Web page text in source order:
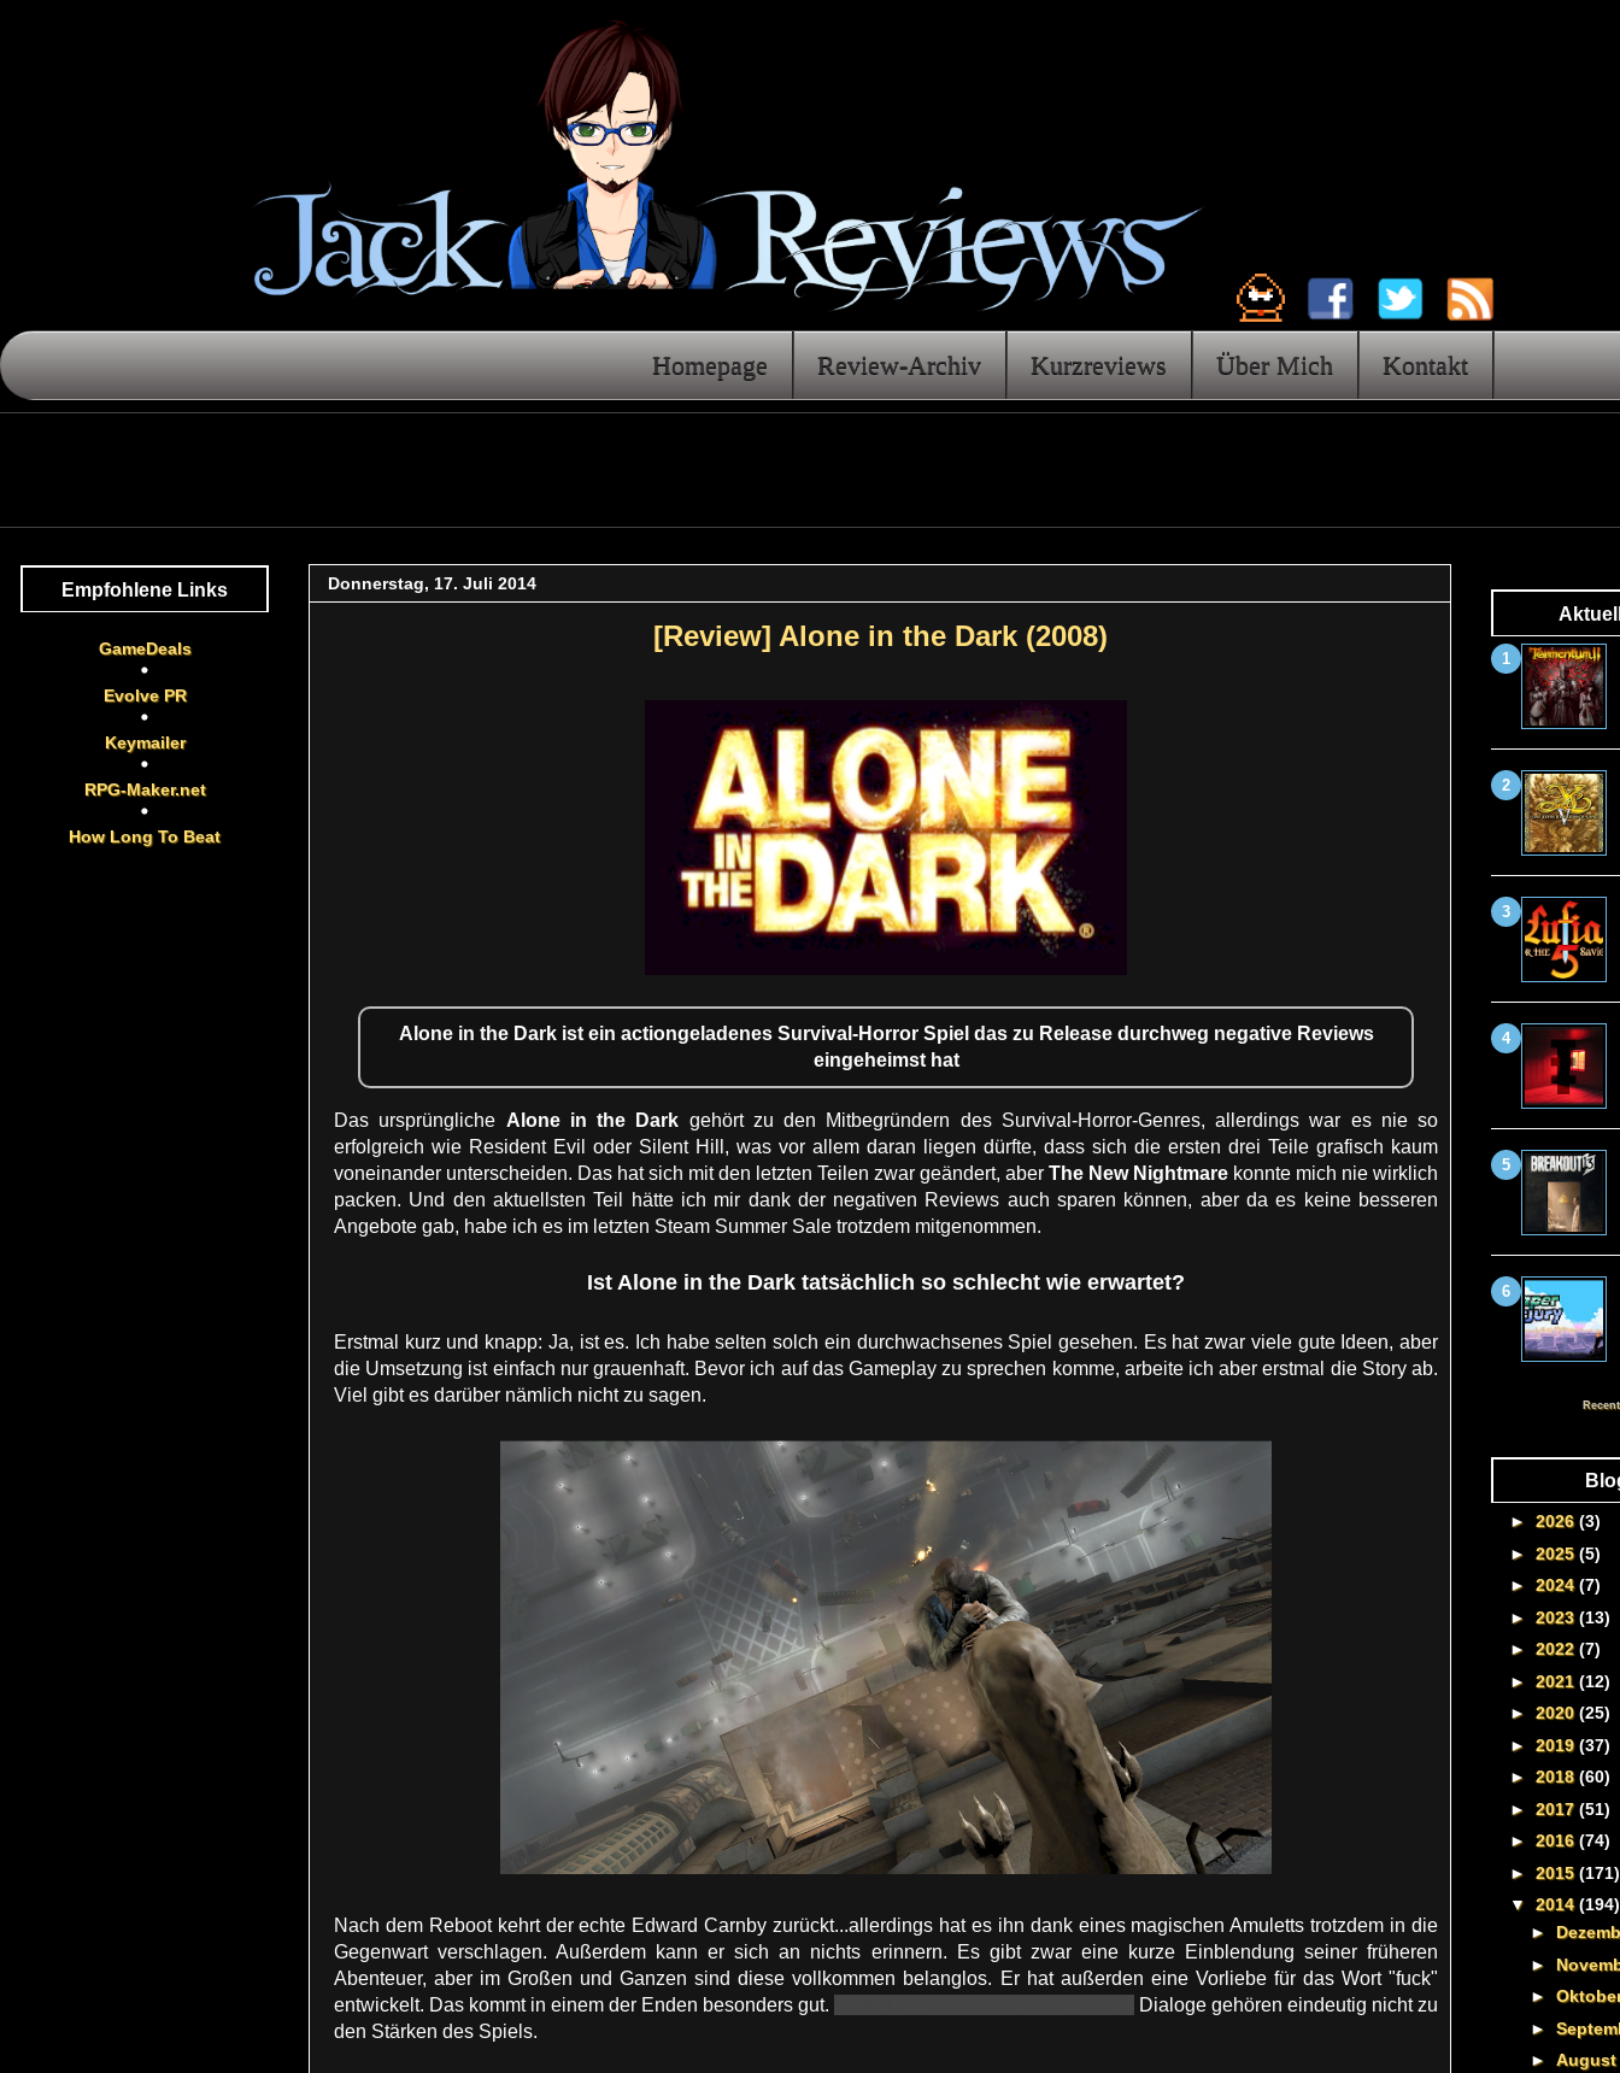
Homepage Review-Archiv Kurzreviews Über Mich Kontakt
Donnerstag, 17. Juli 2014
[Review] Alone in the Dark (2008)
Alone in the Dark ist ein actiongeladenes Survival-Horror Spiel das zu Release durchweg negative Reviews
eingeheimst hat
Das ursprüngliche Alone in the Dark gehört zu den Mitbegründern des Survival-Horror-Genres, allerdings war es nie so
erfolgreich wie Resident Evil oder Silent Hill, was vor allem daran liegen dürfte, dass sich die ersten drei Teile grafisch kaum
voneinander unterscheiden. Das hat sich mit den letzten Teilen zwar geändert, aber The New Nightmare konnte mich nie wirklich
packen. Und den aktuellsten Teil hätte ich mir dank der negativen Reviews auch sparen können, aber da es keine besseren
Angebote gab, habe ich es im letzten Steam Summer Sale trotzdem mitgenommen.
Ist Alone in the Dark tatsächlich so schlecht wie erwartet?
Erstmal kurz und knapp: Ja, ist es. Ich habe selten solch ein durchwachsenes Spiel gesehen. Es hat zwar viele gute Ideen, aber
die Umsetzung ist einfach nur grauenhaft. Bevor ich auf das Gameplay zu sprechen komme, arbeite ich aber erstmal die Story ab.
Viel gibt es darüber nämlich nicht zu sagen.
Nach dem Reboot kehrt der echte Edward Carnby zurückt...allerdings hat es ihn dank eines magischen Amuletts trotzdem in die
Gegenwart verschlagen. Außerdem kann er sich an nichts erinnern. Es gibt zwar eine kurze Einblendung seiner früheren
Abenteuer, aber im Großen und Ganzen sind diese vollkommen belanglos. Er hat außerden eine Vorliebe für das Wort "fuck"
entwickelt. Das kommt in einem der Enden besonders gut.
Dialoge gehören eindeutig nicht zu
den Stärken des Spiels.
Empfohlene Links
GameDeals
Evolve PR
Keymailer
RPG-Maker.net
How Long To Beat
► 2026(3)
► 2025(5)
► 2024(7)
► 2023(13)
► 2022 (7)
► 2021 (12)
► 2020(25)
► 2019(37)
► 2018(60)
► 2017(51)
► 2016(74)
► 2015(171)
▼ 2014(194)
►
►
►
►
► August